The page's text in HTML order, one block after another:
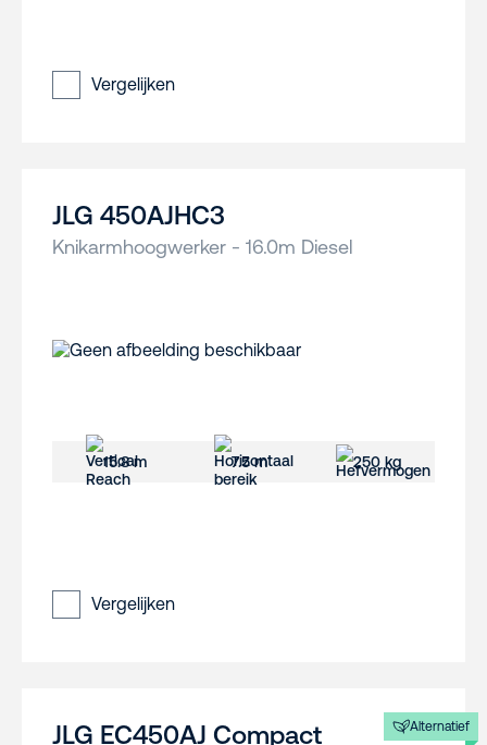
Vergelijken
JLG 450AJHC3
Knikarmhoogwerker - 16.0m Diesel
15.8 m 7.5 m 250 kg
Vergelijken
Alternatief
JLG EC450AJ Compact